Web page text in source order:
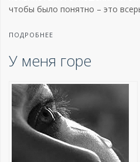
чтобы было понятно – это
ПОДРОБНЕЕ
У меня горе